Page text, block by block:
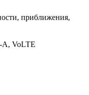
приближения,
A, VoLTE